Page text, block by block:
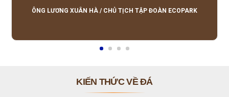
lượng tốt, giá hợp lý, hỗ trợ tận tình.
ÔNG LƯƠNG XUÂN HÀ / CHỦ TỊCH TẬP ĐOÀN ECOPARK
KIẾN THỨC VỀ ĐÁ